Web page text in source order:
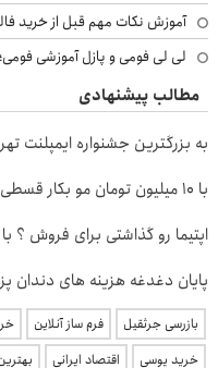
آموزش نکات مهم قبل از خرید
لی لی فومی و پازل آموزشی
مطالب پیشنهادی
به بزرگترین جشنواره ایمپلنت تهران
با 10 میلیون تومان مو بکار قسطی پرداختش کن😍
اپتیما رو گذاشتی برای فروش ؟ با خودرو45 سریع و
پایان دغدغه هزینه های دندان
بازرسی جرثقیل فرم ساز آنلاین
خرید یوسی
اقتصاد ایرانی